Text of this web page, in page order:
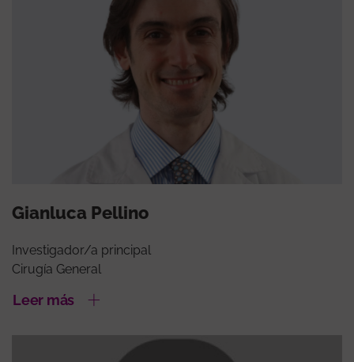
Gianluca Pellino
Investigador/a principal
Cirugía General
Leer más